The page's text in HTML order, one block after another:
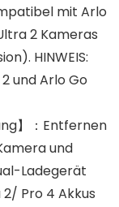
mit Arlo
2 Kameras
HINWEIS:
und Arlo Go
】：Entfernen
und
Ladegerät
Pro 4 Akkus